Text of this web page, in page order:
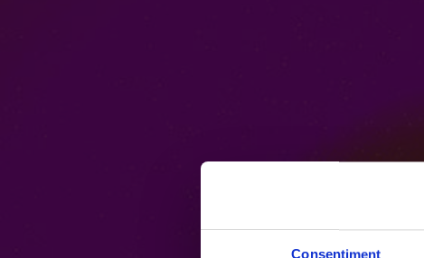
Consentiment